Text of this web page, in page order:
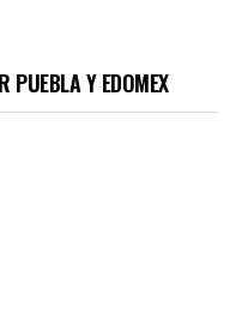
PUEBLA Y EDOMEX